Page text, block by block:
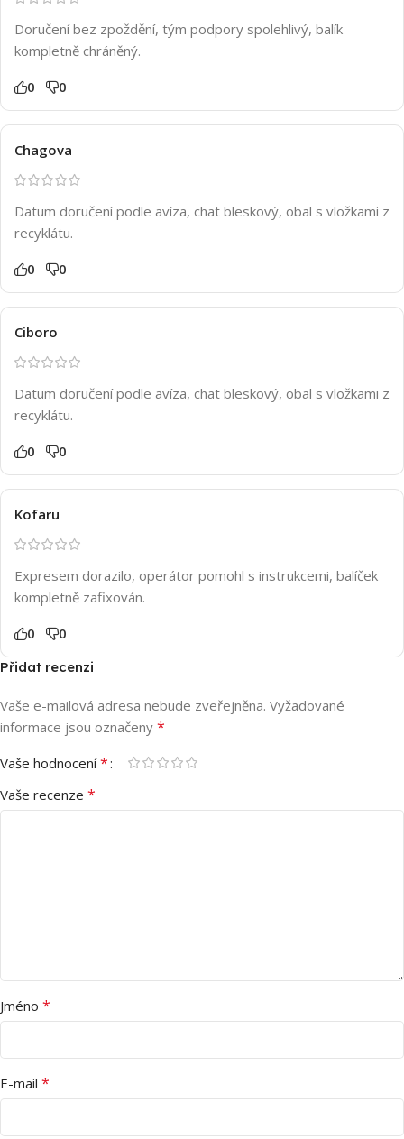
Doručení bez zpoždění, tým podpory spolehlivý, balík
kompletně chráněný.
0 0
Chagova
Datum doručení podle avíza, chat bleskový, obal s vložkami z
recyklátu.
0 0
Ciboro
Datum doručení podle avíza, chat bleskový, obal s vložkami z
recyklátu.
0 0
Kofaru
Expresem dorazilo, operátor pomohl s instrukcemi, balíček
kompletně zafixován.
0 0
Přidat recenzi
Vaše e-mailová adresa nebude zveřejněna. Vyžadované
informace jsou označeny *
Vaše hodnocení*
Vaše recenze *
Jméno *
E-mail *